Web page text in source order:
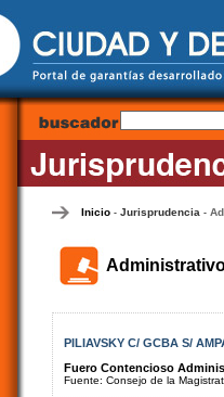
Inicio- Jurisprudencia-
PILIAVSKY C/ GCBA S/
Fuero Contencioso
Fuente: Consejo de la